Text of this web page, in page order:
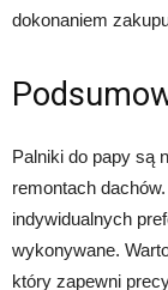
dokonaniem
Palniki do papy są
remontach
indywidualnych
wykonywane.
który zapewni